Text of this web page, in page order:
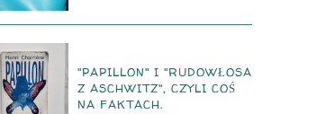
"PAPILLON" I "RUDOWŁOSA
Z ASCHWITZ", CZYLI COŚ
NA FAKTACH.